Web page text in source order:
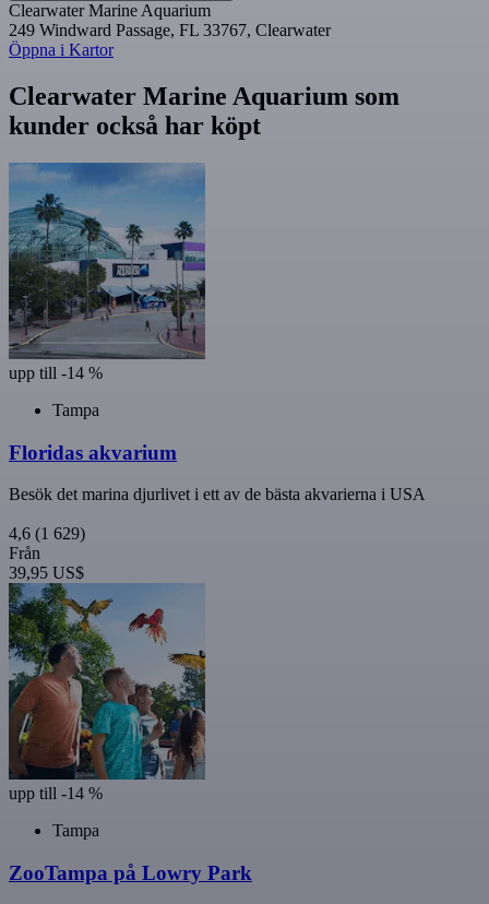
Clearwater Marine Aquarium
249 Windward Passage, FL 33767, Clearwater
Öppna i Kartor
Clearwater Marine Aquarium som
kunder också har köpt
upp till -14 %
Tampa
Floridas akvarium
Besök det marina djurlivet i ett av de bästa akvarierna i USA
4,6 (1 629)
Från
39,95 US$
upp till -14 %
Tampa
ZooTampa på Lowry Park